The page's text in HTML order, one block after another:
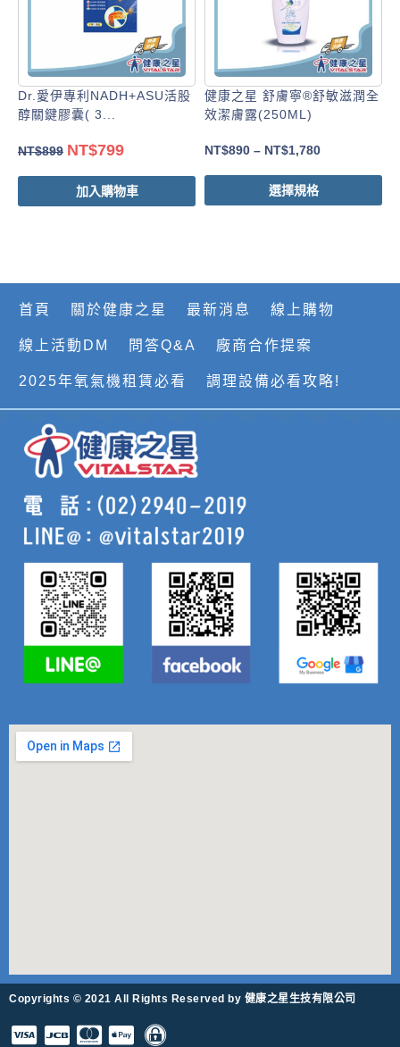
Dr.愛伊專利NADH+ASU活股
醇關鍵膠囊( 3...
NT$899 NT$799
加入購物車
健康之星 舒膚寧®舒敏滋潤全
效潔膚露(250ML)
NT$890 – NT$1,780
選擇規格
首頁 關於健康之星 最新消息 線上購物
線上活動DM 問答Q&A 廠商合作提案
2025年氧氣機租賃必看 調理設備必看攻略!
Copyrights © 2021 All Rights Reserved by 健康之星生技有限公司